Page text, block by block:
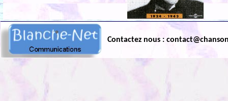
Contactez nous :